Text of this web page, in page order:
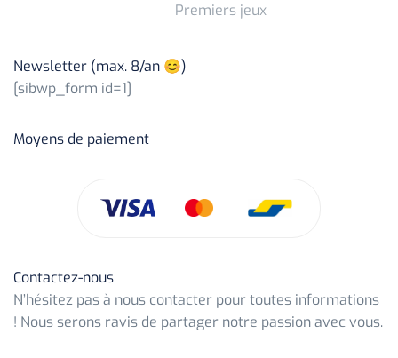
Premiers jeux
Newsletter (max. 8/an 😊)
[sibwp_form id=1]
Moyens de paiement
Contactez-nous
N’hésitez pas à nous contacter pour toutes informations
! Nous serons ravis de partager notre passion avec vous.